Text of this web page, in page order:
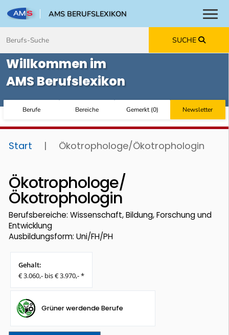
AMS BERUFSLEXIKON
SUCHE
Willkommen im
AMS Berufslexikon
Berufe Bereiche Gemerkt(0) Newsletter
Start | Ökotrophologe/Ökotrophologin
Ökotrophologe/
Ökotrophologin
Berufsbereiche: Wissenschaft, Bildung, Forschung und
Entwicklung
Ausbildungsform: Uni/FH/PH
Gehalt:
€ 3.060,- bis € 3.970,- *
Grüner werdende Berufe